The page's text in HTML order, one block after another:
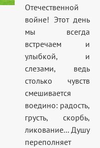
Отечественной
войне! Этот день
мы всегда
встречаем и
улыбкой, и
слезами, ведь
столько чувств
смешивается
воедино: радость,
грусть, скорбь,
ликование... Душу
переполняет